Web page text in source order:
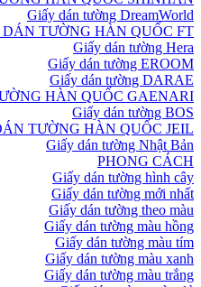
Giấy dán tường DreamWorld
TƯỜNG HÀN QUỐC FT
Giấy dán tường Hera
Giấy dán tường EROOM
Giấy dán tường DARAE
HÀN QUỐC GAENARI
Giấy dán tường BOS
TƯỜNG HÀN QUỐC JEIL
Giấy dán tường Nhật Bản
PHONG CÁCH
Giấy dán tường hình cây
Giấy dán tường mới nhất
Giấy dán tường theo màu
Giấy dán tường màu hồng
Giấy dán tường màu tím
Giấy dán tường màu xanh
Giấy dán tường màu trắng